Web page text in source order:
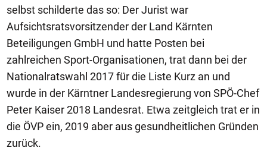
selbst schilderte das so: Der Jurist war
Aufsichtsratsvorsitzender der Land Kärnten
Beteiligungen GmbH und hatte Posten bei
zahlreichen Sport-Organisationen, trat dann bei der
Nationalratswahl 2017 für die Liste Kurz an und
wurde in der Kärntner Landesregierung von SPÖ-Chef
Peter Kaiser 2018 Landesrat. Etwa zeitgleich trat er in
die ÖVP ein, 2019 aber aus gesundheitlichen Gründen
zurück.